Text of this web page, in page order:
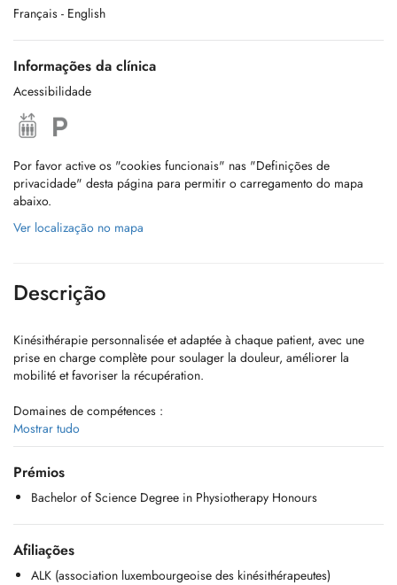
Français - English
Informações da clínica
Acessibilidade
Por favor active os "cookies funcionais" nas "Definições de
privacidade" desta página para permitir o carregamento do mapa
abaixo.
Ver localização no mapa
Descrição
Kinésithérapie personnalisée et adaptée à chaque patient, avec une
prise en charge complète pour soulager la douleur, améliorer la
mobilité et favoriser la récupération.
Domaines de compétences :
- orthopédie/traumatologie
- rhumatologie
- kinésithérapie sportive
- rééducation posturale
- neurologie
- rééducation post-partum
- rééducation post-opératoire
Mostrar tudo
Prémios
Bachelor of Science Degree in Physiotherapy Honours
Afiliações
ALK (association luxembourgeoise des kinésithérapeutes)